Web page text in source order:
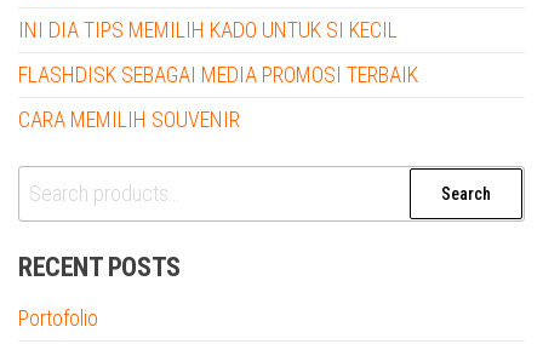
INI DIA TIPS MEMILIH KADO UNTUK SI KECIL
FLASHDISK SEBAGAI MEDIA PROMOSI TERBAIK
CARA MEMILIH SOUVENIR
Search
for:
Search
RECENT POSTS
Portofolio